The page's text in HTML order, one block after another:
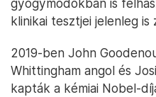
gyógymódokban is
klinikai tesztjei jelenleg is
2019-ben John
Whittingham angol és
kapták a kémiai Nobel-